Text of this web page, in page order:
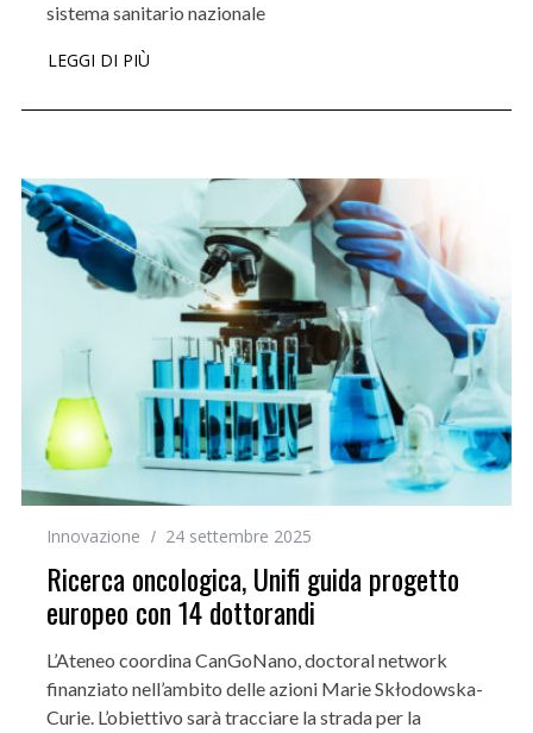
sistema sanitario nazionale
LEGGI DI PIÙ
Innovazione 24 settembre 2025
Ricerca oncologica, Unifi guida progetto
europeo con 14 dottorandi
L’Ateneo coordina CanGoNano, doctoral network
finanziato nell’ambito delle azioni Marie Skłodowska-
Curie. L’obiettivo sarà tracciare la strada per la